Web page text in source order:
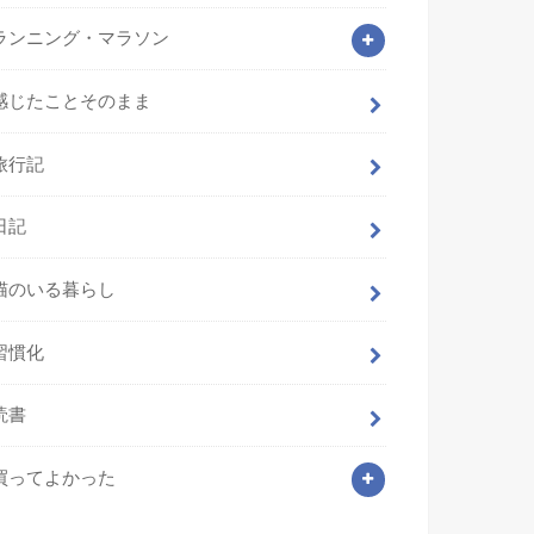
ンニング・マラソン
じたことそのまま
行記
記
のいる暮らし
慣化
書
ってよかった